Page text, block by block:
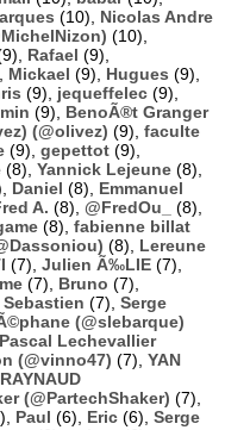
(10), Nicolas Andre
(10),
Rafael (9),
Mickael (9), Hugues (9),
(9), jequeffelec (9),
(9), BenoÃ®t Granger
(@olivez) (9), faculte
(9), gepettot (9),
(8), Yannick Lejeune (8),
Daniel (8), Emmanuel
A. (8), @FredOu_
(8),
(8), fabienne billat
(8), Lereune
(7), Julien Ã‰LIE (7),
(7), Bruno (7),
Sebastien (7), Serge
(@slebarque)
Pascal Lechevallier
(@vinno47) (7), YAN
(@PartechShaker) (7),
Paul (6), Eric (6), Serge